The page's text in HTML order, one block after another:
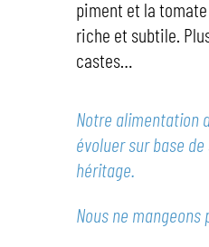
piment et la
riche et subtile.
castes…
Notre alimentation
évoluer sur base
héritage.
Nous ne mangeons